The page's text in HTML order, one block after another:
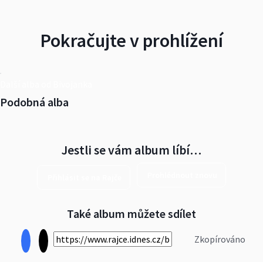
Pokračujte v prohlížení
Podobná alba
Jestli se vám album líbí…
Také album můžete sdílet
Zkopírováno